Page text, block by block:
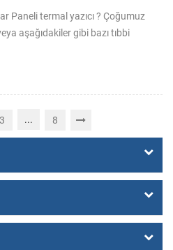
Paneli termal yazıcı ? Çoğumuz
aşağıdakiler gibi bazı tıbbi
3 ... 8